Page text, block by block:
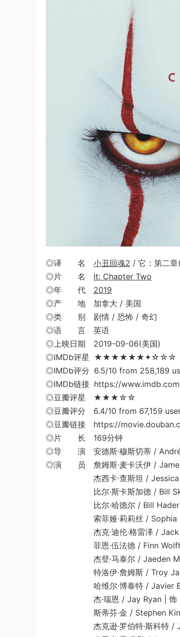
◎译 名 小丑回魂2 / 它：第二
◎片 名 It: Chapter Two
◎年 代 2019
◎产 地 加拿大 / 美国
◎类 别 剧情 / 恐怖 / 奇幻
◎语 言 英语
◎上映日期 2019-09-06(美国)
◎IMDb评星 ★★★★★★✦☆☆☆
◎IMDb评分 6.5/10 from 258,189
◎IMDb链接 https://
◎豆瓣评星 ★★★☆☆
◎豆瓣评分 6.4/10 from 67,159
◎豆瓣链接 https://
◎片 长 169分钟
◎导 演 安德斯·穆斯切蒂 /
◎演 员 詹姆斯·麦卡沃伊 /
杰西卡·查斯坦 / Jessica
比尔·斯卡斯加德 / Bill
比尔·哈德尔 / Bill Hader |
索菲娅·莉莉丝 / Sophia
杰克·迪伦·格雷泽 / Jack
菲恩·伍法德 / Finn
杰登·马泰尔 / Jaeden
特洛伊·詹姆斯 / Troy
哈维尔·博泰特 / Javier
杰·瑞恩 / Jay Ryan | 饰
斯蒂芬·金 / Stephen
杰克逊·罗伯特·斯科特 /